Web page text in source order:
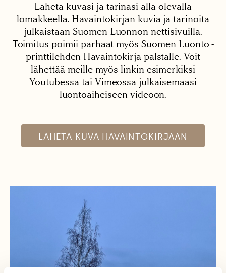
Lähetä kuvasi ja tarinasi alla olevalla
lomakkeella. Havaintokirjan kuvia ja tarinoita
julkaistaan Suomen Luonnon nettisivuilla.
Toimitus poimii parhaat myös Suomen Luonto -
printtilehden Havaintokirja-palstalle. Voit
lähettää meille myös linkin esimerkiksi
Youtubessa tai Vimeossa julkaisemaasi
luontoaiheiseen videoon.
LÄHETÄ KUVA HAVAINTOKIRJAAN